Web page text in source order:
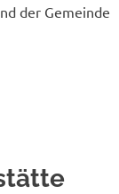
der Gemeinde